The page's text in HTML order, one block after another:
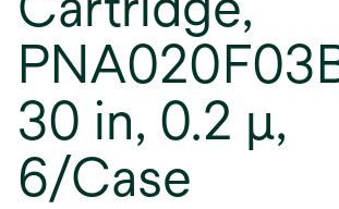
30 in, 0.2 µ,
6/Case